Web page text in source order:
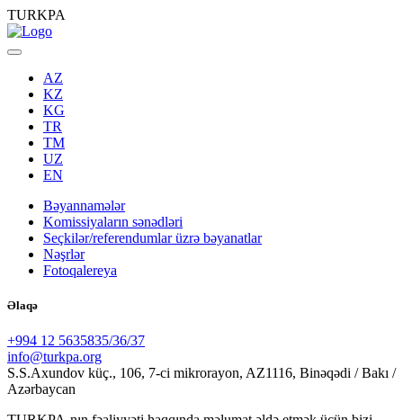
TURKPA
AZ
KZ
KG
TR
TM
UZ
EN
Bəyannamələr
Komissiyaların sənədləri
Seçkilər/referendumlar üzrə bəyanatlar
Nəşrlər
Fotoqalereya
Əlaqə
+994 12 5635835/36/37
info@turkpa.org
S.S.Axundov küç., 106, 7-ci mikrorayon, AZ1116, Binəqədi / Bakı /
Azərbaycan